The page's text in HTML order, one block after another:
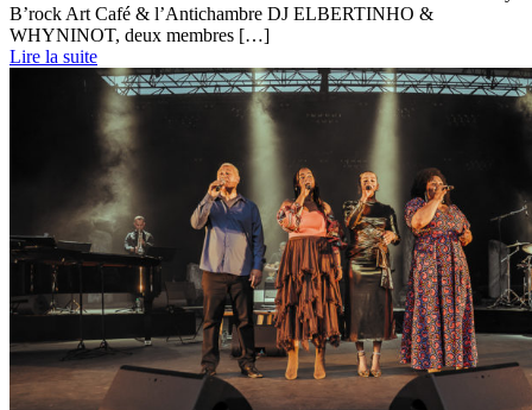
B’rock Art Café & l’Antichambre DJ ELBERTINHO &
WHYNINOT, deux membres […]
Lire la suite